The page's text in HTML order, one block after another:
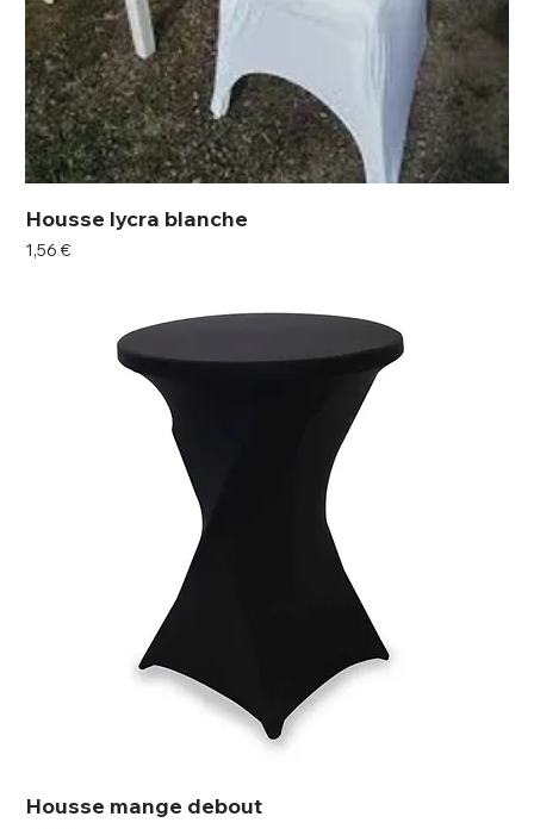
Housse lycra blanche
Prix
1,56 €
Housse mange debout